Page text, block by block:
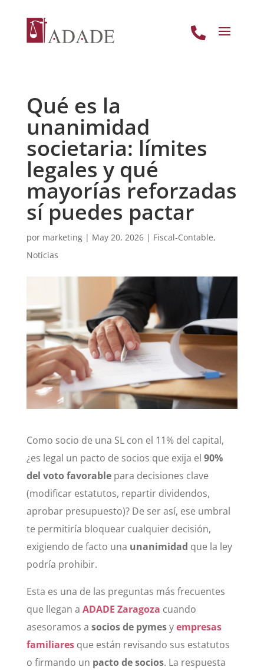

Qué es la
unanimidad
societaria: límites
legales y qué
mayorías reforzadas
sí puedes pactar
por marketing| May 20, 2026| Fiscal-Contable,
Noticias
Como socio de una SL con el 11% del capital,
¿es legal un pacto de socios que exija el 90%
del voto favorablepara decisiones clave
(modificar estatutos, repartir dividendos,
aprobar presupuesto)? De ser así, ese umbral
te permitiría bloquear cualquier decisión,
exigiendo de facto una unanimidad que la ley
podría prohibir.
Esta es una de las preguntas más frecuentes
que llegan a ADADE Zaragoza cuando
asesoramos a socios de pymesyempresas
familiaresque están revisando sus estatutos
o firmando un pacto de socios. La respuesta